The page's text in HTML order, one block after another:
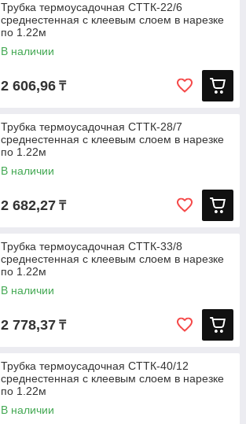
Трубка термоусадочная СТТК-22/6
среднестенная с клеевым слоем в нарезке
по 1.22м
В наличии
2 606,96 ₸
Трубка термоусадочная СТТК-28/7
среднестенная с клеевым слоем в нарезке
по 1.22м
В наличии
2 682,27 ₸
Трубка термоусадочная СТТК-33/8
среднестенная с клеевым слоем в нарезке
по 1.22м
В наличии
2 778,37 ₸
Трубка термоусадочная СТТК-40/12
среднестенная с клеевым слоем в нарезке
по 1.22м
В наличии